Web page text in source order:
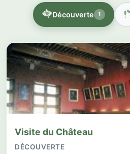
Découverte 1
Visite du Château
DÉCOUVERTE